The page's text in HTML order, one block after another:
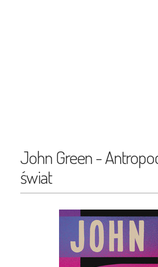
John Green -
świat